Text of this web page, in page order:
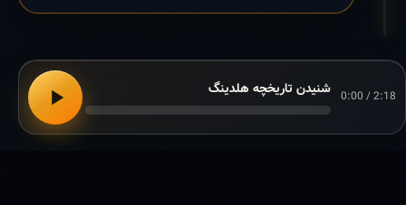
0:00 / 2:18 شنیدن تاریخچه هلدینگ